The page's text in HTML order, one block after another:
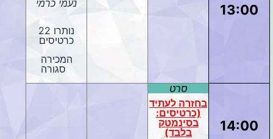
13:00 נעמי כרמי
נותרו 22
כרטיסים
המכירה
סגורה
14:00
סרט
בחזרה לעתיד
(כרטיסים:
בסינמטק
בלבד)